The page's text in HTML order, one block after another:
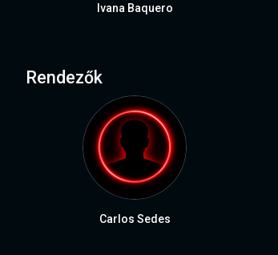
Ivana Baquero
Rendezők
Carlos Sedes